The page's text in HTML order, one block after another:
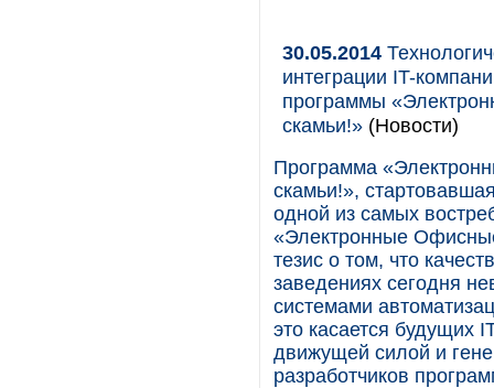
30.05.2014
интеграции IT-
программы
скамьи!» (Новости)
Программа
скамьи!»,
одной из самых
«Электронные
тезис о том, что
заведениях сегодня
системами
это касается будущих
движущей силой и
разработчиков